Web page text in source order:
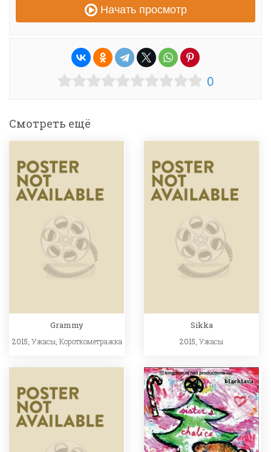
Начать просмотр
0
Смотреть ещё
Grammy
2015, Ужасы Короткометражка
Sikka
2015,Ужасы